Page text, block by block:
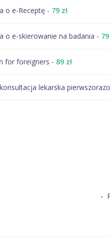
o e-Receptę - 79 zł
o e-skierowanie na badania -
for foreigners - 89 zł
lekarska